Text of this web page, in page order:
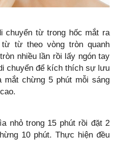
chuyển từ trong hốc mắt ra
từ từ theo vòng tròn quanh
nhiều lần rồi lấy ngón tay
chuyển để kích thích sự lưu
mắt chừng 5 phút mỗi sáng
nhỏ trong 15 phút rồi đặt 2
10 phút. Thực hiện đều